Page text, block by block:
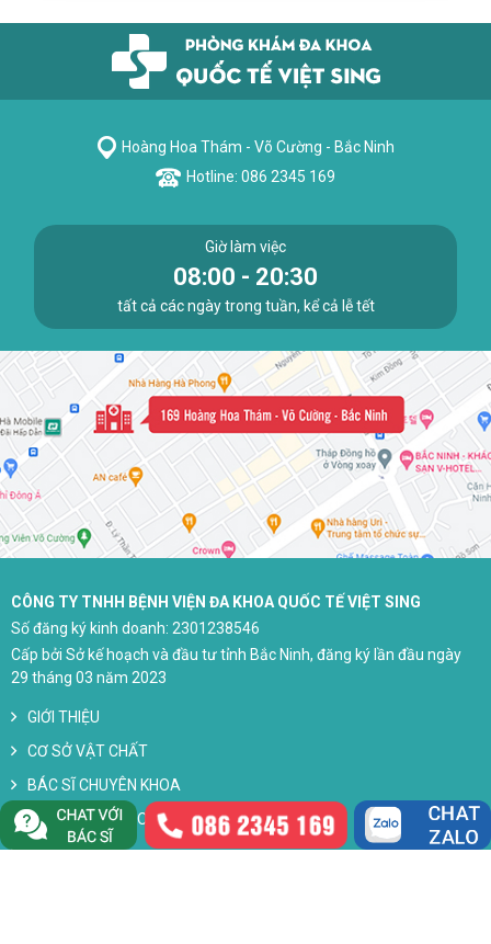
Hoàng Hoa Thám - Võ Cường - Bắc Ninh
Hotline: 086 2345 169
Giờ làm việc
08:00 - 20:30
tất cả các ngày trong tuần, kể cả lễ tết
CÔNG TY TNHH BỆNH VIỆN ĐA KHOA QUỐC TẾ VIỆT SING
Số đăng ký kinh doanh: 2301238546
Cấp bởi Sở kế hoạch và đầu tư tỉnh Bắc Ninh, đăng ký lần đầu ngày
29 tháng 03 năm 2023
GIỚI THIỆU
CƠ SỞ VẬT CHẤT
BÁC SĨ CHUYÊN KHOA
CHÍNH SÁCH BẢO MẬT
LIÊN HỆ